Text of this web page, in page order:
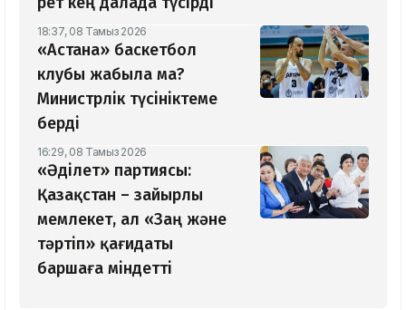
18:37, 08 Тамыз 2026
«Астана» баскетбол
клубы жабыла ма?
Министрлік түсініктеме
берді
16:29, 08 Тамыз 2026
«Әділет» партиясы:
Қазақстан – зайырлы
мемлекет, ал «Заң және
тәртіп» қағидаты
баршаға міндетті